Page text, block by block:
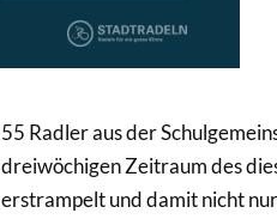
55 Radler aus der
dreiwöchigen Zeitraum des
erstrampelt und damit nicht